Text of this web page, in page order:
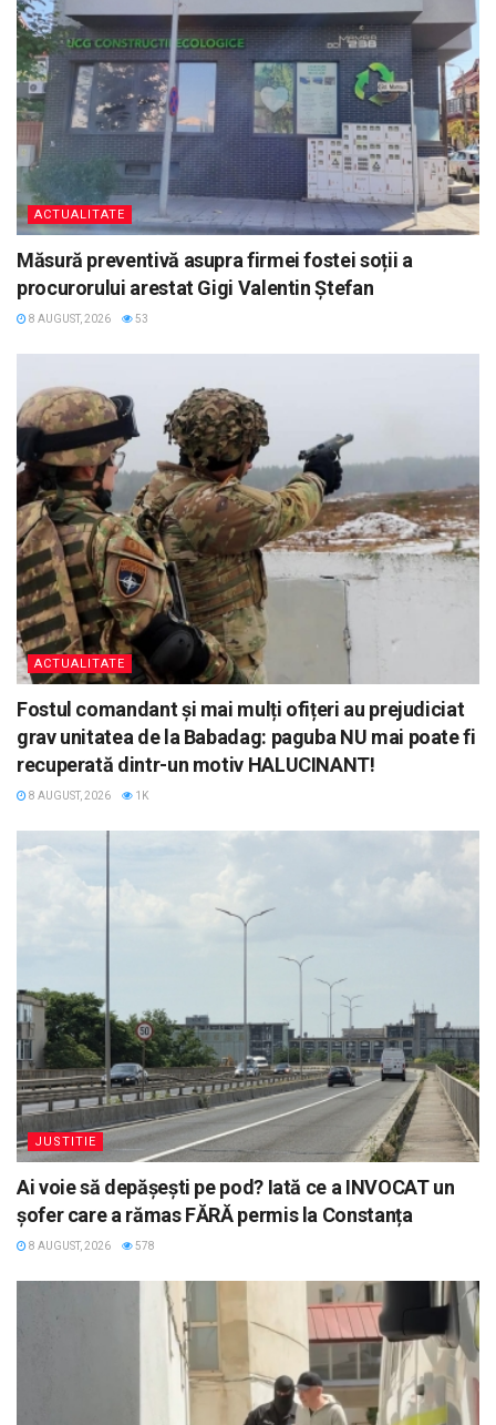
ACTUALITATE
Măsură preventivă asupra firmei fostei soții a
procurorului arestat Gigi Valentin Ștefan
8 AUGUST, 2026 53
ACTUALITATE
Fostul comandant și mai mulți ofițeri au prejudiciat
grav unitatea de la Babadag: paguba NU mai poate fi
recuperată dintr-un motiv HALUCINANT!
8 AUGUST, 2026 1K
JUSTITIE
Ai voie să depășești pe pod? Iată ce a INVOCAT un
șofer care a rămas FĂRĂ permis la Constanța
8 AUGUST, 2026 578